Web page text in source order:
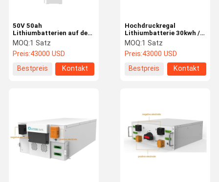
50V 50ah
Lithiumbatterien auf dem
Regal
MOQ:1 Satz
Preis:43000 USD
Bestpreis
Kontakt
Hochdruckregal
Lithiumbatterie 30kwh /
100kwh AGM
Energiespeichersystem
MOQ:1 Satz
Preis:43000 USD
Bestpreis
Kontakt